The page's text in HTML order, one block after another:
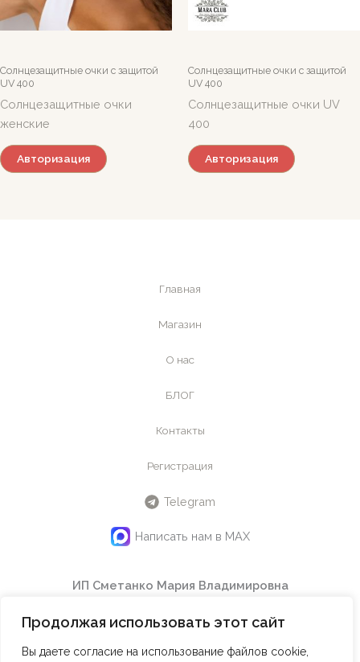
Продолжая использовать этот сайт
Вы даете согласие на использование файлов cookie,
Солнцезащитные очки c защитой
UV 400
Солнцезащитные очки
женские
Авторизация
Солнцезащитные очки c защитой
UV 400
Солнцезащитные очки UV
400
Авторизация
Главная
Магазин
О нас
БЛОГ
Контакты
Регистрация
Telegram
Написать нам в MAX
ИП Сметанко Мария Владимировна
ОГРНИП324508100614750